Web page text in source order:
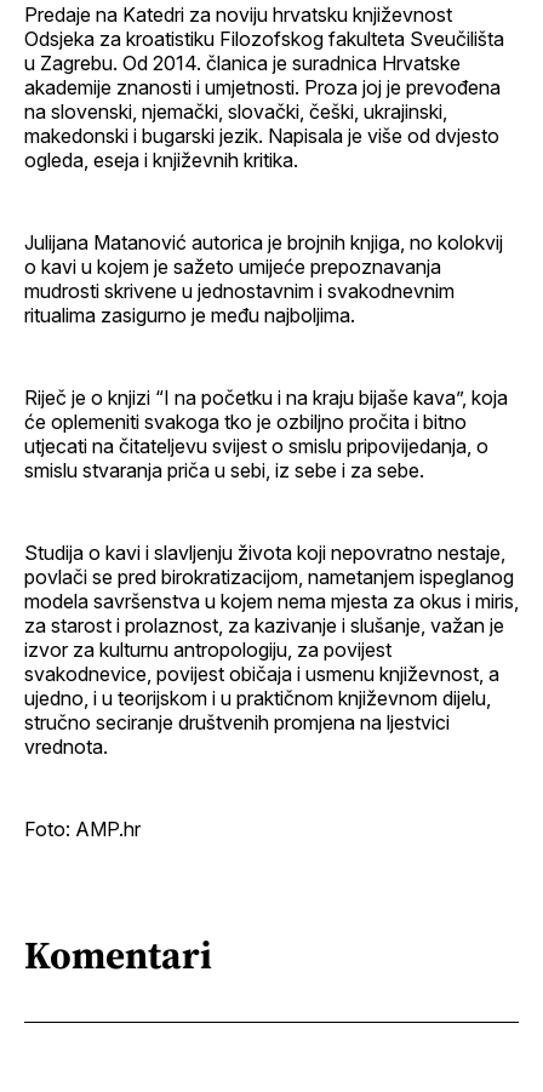
Predaje na Katedri za noviju hrvatsku književnost
Odsjeka za kroatistiku Filozofskog fakulteta Sveučilišta
u Zagrebu. Od 2014. članica je suradnica Hrvatske
akademije znanosti i umjetnosti. Proza joj je prevođena
na slovenski, njemački, slovački, češki, ukrajinski,
makedonski i bugarski jezik. Napisala je više od dvjesto
ogleda, eseja i književnih kritika.
Julijana Matanović autorica je brojnih knjiga, no kolokvij
o kavi u kojem je sažeto umijeće prepoznavanja
mudrosti skrivene u jednostavnim i svakodnevnim
ritualima zasigurno je među najboljima.
Riječ je o knjizi “I na početku i na kraju bijaše kava”, koja
će oplemeniti svakoga tko je ozbiljno pročita i bitno
utjecati na čitateljevu svijest o smislu pripovijedanja, o
smislu stvaranja priča u sebi, iz sebe i za sebe.
Studija o kavi i slavljenju života koji nepovratno nestaje,
povlači se pred birokratizacijom, nametanjem ispeglanog
modela savršenstva u kojem nema mjesta za okus i miris,
za starost i prolaznost, za kazivanje i slušanje, važan je
izvor za kulturnu antropologiju, za povijest
svakodnevice, povijest običaja i usmenu književnost, a
ujedno, i u teorijskom i u praktičnom književnom dijelu,
stručno seciranje društvenih promjena na ljestvici
vrednota.
Foto: AMP.hr
Komentari